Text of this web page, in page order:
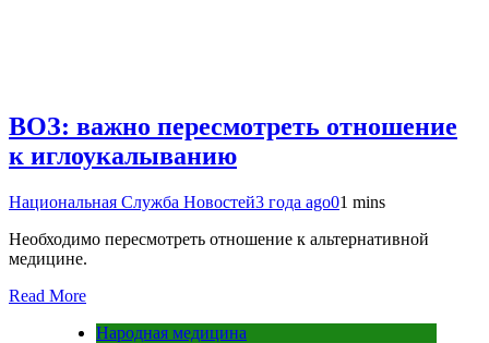
ВОЗ: важно пересмотреть отношение
к иглоукалыванию
Национальная Служба Новостей3 года ago01 mins
Необходимо пересмотреть отношение к альтернативной
медицине.
Read More
Народная медицина